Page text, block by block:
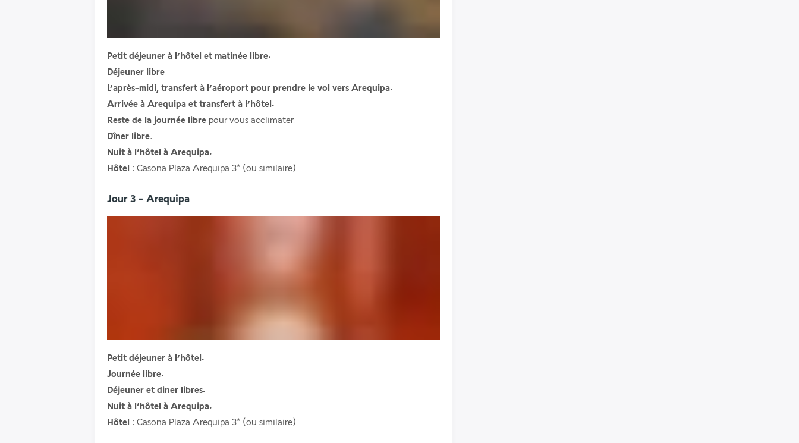
Petit déjeuner à l’hôtel et matinée libre.
Déjeuner libre.
L’après-midi, transfert à l’aéroport pour prendre le vol vers Arequipa.
Arrivée à Arequipa et transfert à l’hôtel.
Reste de la journée libre pour vous acclimater.
Dîner libre.
Nuit à l’hôtel à Arequipa.
Hôtel : Casona Plaza Arequipa 3* (ou similaire)
Jour 3 - Arequipa
Petit déjeuner à l’hôtel.
Journée libre.
Déjeuner et diner libres.
Nuit à l’hôtel à Arequipa.
Hôtel : Casona Plaza Arequipa 3* (ou similaire)